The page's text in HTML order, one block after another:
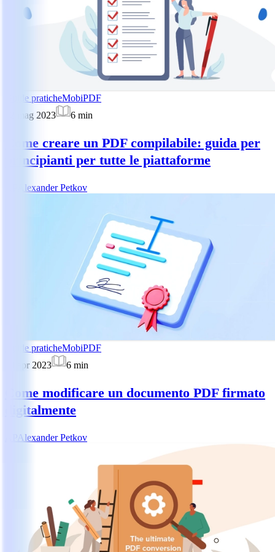
Guide praticheMobiPDF
22 mag 2023
6 min
Come creare un PDF compilabile: guida per
principianti per tutte le piattaforme
Alexander Petkov
Guide praticheMobiPDF
10 apr 2023
6 min
Come modificare un documento PDF firmato
digitalmente
Alexander Petkov